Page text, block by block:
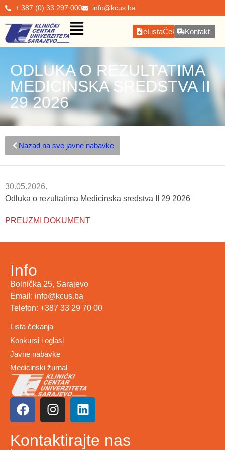
+ 387 (0) 33 297 000 info@kcus.ba
eListaČekanjaKontakt
ODLUKA O REZULTATIMA
MEDICINSKA SREDSTVA II
29 2026
Nazad na sve javne nabavke
30.05.2026.
Odluka o rezultatima Medicinska sredstva II 29 2026
PREUZMI DOKUMENT
Info
Bolnička 25, Sarajevo
Email: info@kcus.ba
Telefon: +387 33 29 70 00
Lista čekanja
Konkursi i oglasi
Javne nabavke
Medicinski žurnal
Kontaktirajte nas